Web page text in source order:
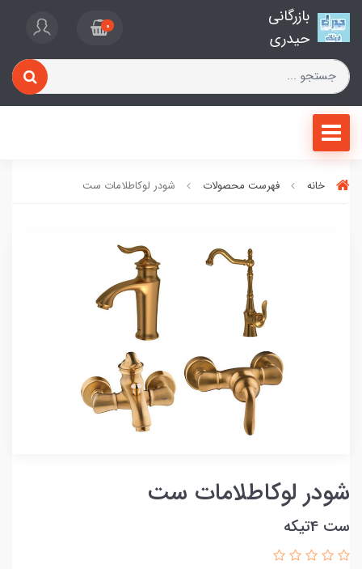
بازرگانی
حیدری
0
خانه فهرست محصولات شودر لوکاطلامات ست
شودر لوکاطلامات ست
ست 4تیکه